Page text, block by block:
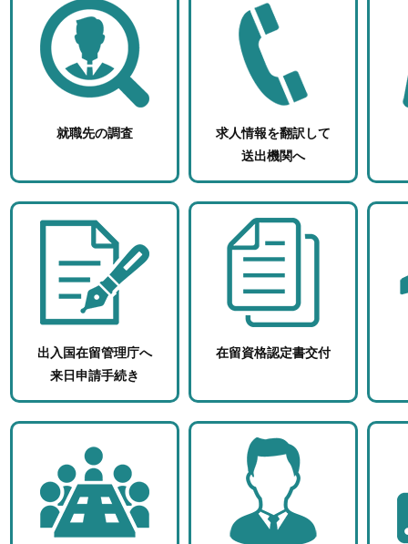
就職先の調査
求人情報を翻訳して
送出機関へ
出入国在留管理庁へ
来日申請手続き
在留資格認定書交付